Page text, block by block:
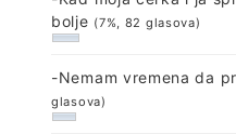
bolje (7%, 82 glasova)
-Nemam vremena da
glasova)